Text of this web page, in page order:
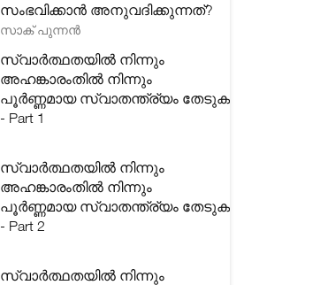
സംഭവിക്കാൻ അനുവദിക്കുന്നത്?
സാക് പുന്നൻ
സ്വാർത്ഥതയിൽ നിന്നും
അഹങ്കാരംതിൽ നിന്നും
പൂർണ്ണമായ സ്വാതന്ത്ര്യം തേടുക
- Part 1
സ്വാർത്ഥതയിൽ നിന്നും
അഹങ്കാരംതിൽ നിന്നും
പൂർണ്ണമായ സ്വാതന്ത്ര്യം തേടുക
- Part 2
സ്വാർത്ഥതയിൽ നിന്നും